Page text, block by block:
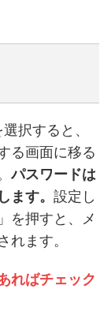
択すると、
る画面に移る
パスワードは
す。 設定し
を押すと、メ
れます。
ればチェック